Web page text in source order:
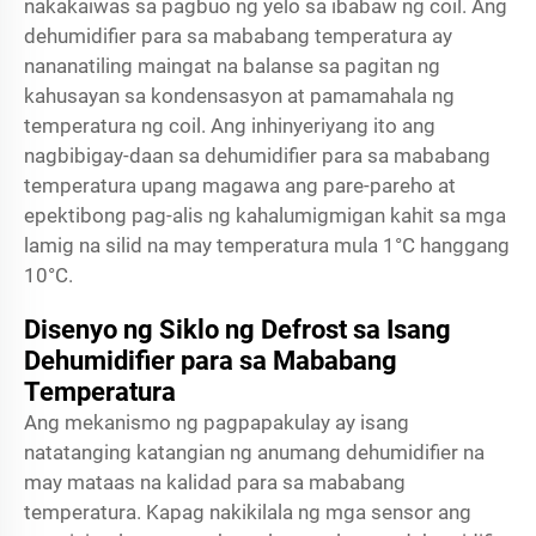
nakakaiwas sa pagbuo ng yelo sa ibabaw ng coil. Ang
dehumidifier para sa mababang temperatura ay
nananatiling maingat na balanse sa pagitan ng
kahusayan sa kondensasyon at pamamahala ng
temperatura ng coil. Ang inhinyeriyang ito ang
nagbibigay-daan sa dehumidifier para sa mababang
temperatura upang magawa ang pare-pareho at
epektibong pag-alis ng kahalumigmigan kahit sa mga
lamig na silid na may temperatura mula 1°C hanggang
10°C.
Disenyo ng Siklo ng Defrost sa Isang
Dehumidifier para sa Mababang
Temperatura
Ang mekanismo ng pagpapakulay ay isang
natatanging katangian ng anumang dehumidifier na
may mataas na kalidad para sa mababang
temperatura. Kapag nakikilala ng mga sensor ang